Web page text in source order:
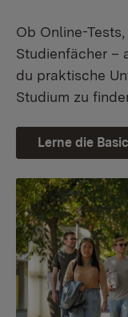
Ob Online-
Studienfächer –
du praktische
Studium zu
Lerne die